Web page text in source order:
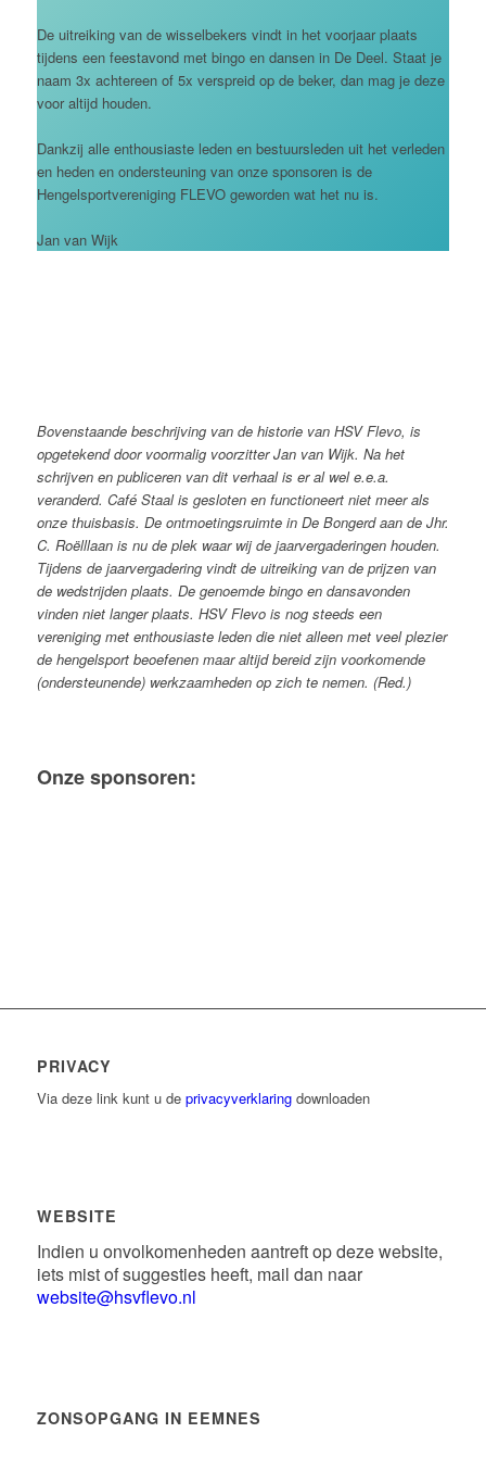
De uitreiking van de wisselbekers vindt in het voorjaar plaats
tijdens een feestavond met bingo en dansen in De Deel. Staat je
naam 3x achtereen of 5x verspreid op de beker, dan mag je deze
voor altijd houden.
Dankzij alle enthousiaste leden en bestuursleden uit het verleden
en heden en ondersteuning van onze sponsoren is de
Hengelsportvereniging FLEVO geworden wat het nu is.
Jan van Wijk
Bovenstaande beschrijving van de historie van HSV Flevo, is
opgetekend door voormalig voorzitter Jan van Wijk. Na het
schrijven en publiceren van dit verhaal is er al wel e.e.a.
veranderd. Café Staal is gesloten en functioneert niet meer als
onze thuisbasis. De ontmoetingsruimte in De Bongerd aan de Jhr.
C. Roëlllaan is nu de plek waar wij de jaarvergaderingen houden.
Tijdens de jaarvergadering vindt de uitreiking van de prijzen van
de wedstrijden plaats. De genoemde bingo en dansavonden
vinden niet langer plaats. HSV Flevo is nog steeds een
vereniging met enthousiaste leden die niet alleen met veel plezier
de hengelsport beoefenen maar altijd bereid zijn voorkomende
(ondersteunende) werkzaamheden op zich te nemen. (Red.)
Onze sponsoren:
PRIVACY
Via deze link kunt u de privacyverklaringdownloaden
WEBSITE
Indien u onvolkomenheden aantreft op deze website,
iets mist of suggesties heeft, mail dan naar
website@hsvflevo.nl
ZONSOPGANG IN EEMNES